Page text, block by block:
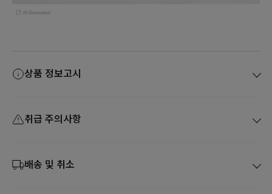
상품 정보고시
취급 주의사항
배송 및 취소